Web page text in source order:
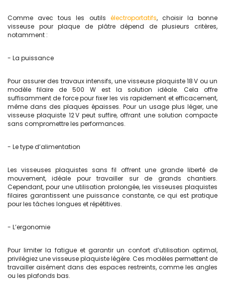
Comme avec tous les outils électroportatifs, choisir la bonne
visseuse pour plaque de plâtre dépend de plusieurs critères,
notamment :
- La puissance
Pour assurer des travaux intensifs, une visseuse plaquiste 18 V ou un
modèle filaire de 500 W est la solution idéale. Cela offre
suffisamment de force pour fixer les vis rapidement et efficacement,
même dans des plaques épaisses. Pour un usage plus léger, une
visseuse plaquiste 12 V peut suffire, offrant une solution compacte
sans compromettre les performances.
- Le type d’alimentation
Les visseuses plaquistes sans fil offrent une grande liberté de
mouvement, idéale pour travailler sur de grands chantiers.
Cependant, pour une utilisation prolongée, les visseuses plaquistes
filaires garantissent une puissance constante, ce qui est pratique
pour les tâches longues et répétitives.
- L’ergonomie
Pour limiter la fatigue et garantir un confort d’utilisation optimal,
privilégiez une visseuse plaquiste légère. Ces modèles permettent de
travailler aisément dans des espaces restreints, comme les angles
ou les plafonds bas.